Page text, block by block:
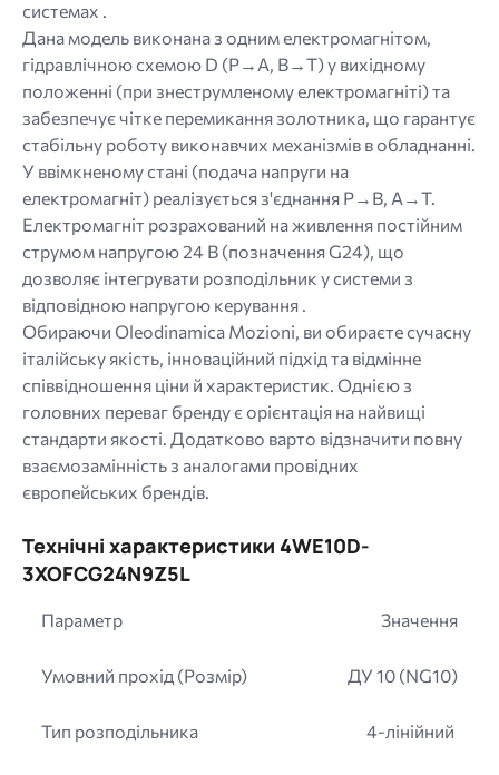
системах .
Дана модель виконана з одним електромагнітом,
гідравлічною схемою D (P→A, B→T) у вихідному
положенні (при знеструмленому електромагніті) та
забезпечує чітке перемикання золотника, що гарантує
стабільну роботу виконавчих механізмів в обладнанні.
У ввімкненому стані (подача напруги на
електромагніт) реалізується з'єднання P→B, A→T.
Електромагніт розрахований на живлення постійним
струмом напругою 24 В (позначення G24), що
дозволяє інтегрувати розподільник у системи з
відповідною напругою керування .
Обираючи Oleodinamica Mozioni, ви обираєте сучасну
італійську якість, інноваційний підхід та відмінне
співвідношення ціни й характеристик. Однією з
головних переваг бренду є орієнтація на найвищі
стандарти якості. Додатково варто відзначити повну
взаємозамінність з аналогами провідних
європейських брендів.
Технічні характеристики 4WE10D-
3XOFCG24N9Z5L
Параметр Значення
Умовний прохід (Розмір) ДУ 10 (NG10)
Тип розподільника 4-лінійний